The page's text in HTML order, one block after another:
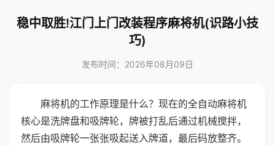
稳中取胜!江门上门改装程序麻将机(识路小技
巧)
发布时间：2026年08月09日
麻将机的工作原理是什么？现在的全自动麻将机
核心是洗牌盘和吸牌轮，牌被打乱后通过机械搅拌，
然后由吸牌轮一张张吸起送入牌道，最后码放整齐。